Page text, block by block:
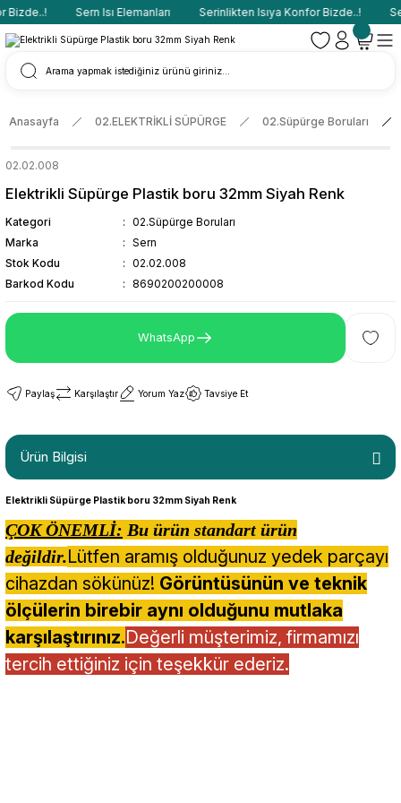
Sern Isı Elemanları Serinlikten Isıya Konfor Bizde..!
Anasayfa 02.ELEKTRİKLİ SÜPÜRGE 02.Süpürge Boruları
02.02.008
Elektrikli Süpürge Plastik boru 32mm Siyah Renk
Kategori
02.Süpürge Boruları
Marka
Sern
Stok Kodu
02.02.008
Barkod Kodu
8690200200008
WhatsApp
Paylaş Karşılaştır Yorum Yaz Tavsiye Et
Ürün Bilgisi
Elektrikli Süpürge Plastik boru 32mm Siyah Renk
ÇOK ÖNEMLİ: Bu ürün standart ürün
değildir.Lütfen aramış olduğunuz yedek parçayı
cihazdan sökünüz! Görüntüsünün ve teknik
ölçülerin birebir aynı olduğunu mutlaka
karşılaştırınız.Değerli müşterimiz, firmamızı
tercih ettiğiniz için teşekkür ederiz.